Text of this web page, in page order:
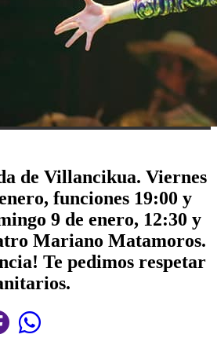
de Villancikua. Viernes
funciones 19:00 y
9 de enero, 12:30 y
Mariano Matamoros.
Te pedimos respetar